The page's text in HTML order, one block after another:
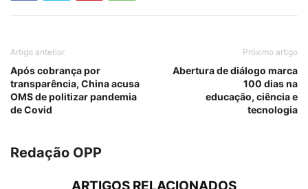
Artigo anterior
Após cobrança por
transparência, China acusa
OMS de politizar pandemia
de Covid
Próximo artigo
Abertura de diálogo marca
100 dias na
educação, ciência e
tecnologia
Redação OPP